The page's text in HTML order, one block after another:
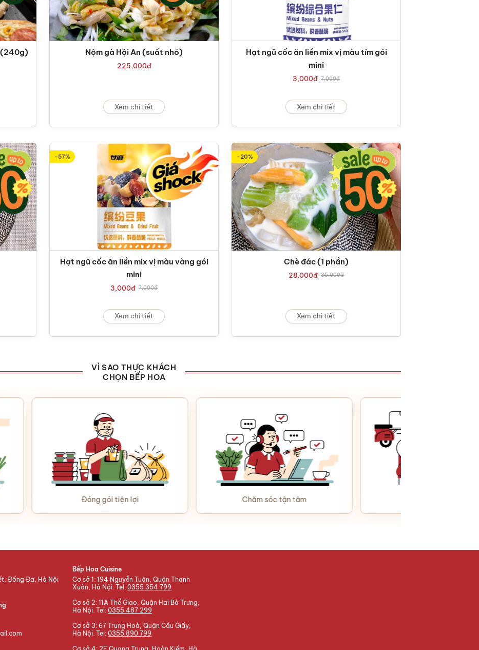
(240g) Nộm gà Hội An (suất nhỏ)
225,000đ
Xem chi tiết
Hạt ngũ cốc ăn liền mix vị màu tím gói
mini
3,000đ 7,000đ
Xem chi tiết
-57%
Hạt ngũ cốc ăn liền mix vị màu vàng gói
mini
3,000đ 7,000đ
Xem chi tiết
-20%
Chè đác (1 phần)
28,000đ 35,000đ
Xem chi tiết
VÌ SAO THỰC KHÁCH
CHỌN BẾP HOA
Đóng gói tiện lợi Chăm sóc tận tâm
Đống Đa, Hà Nội
Bếp Hoa Cuisine
Cơ sở 1: 194 Nguyễn Tuân, Quận Thanh
Xuân, Hà Nội. Tel: 0355 354 799
Cơ sở 2: 11A Thể Giao, Quận Hai Bà Trưng,
Hà Nội. Tel: 0355 487 299
Cơ sở 3: 67 Trung Hoà, Quận Cầu Giấy,
Hà Nội. Tel: 0355 890 799